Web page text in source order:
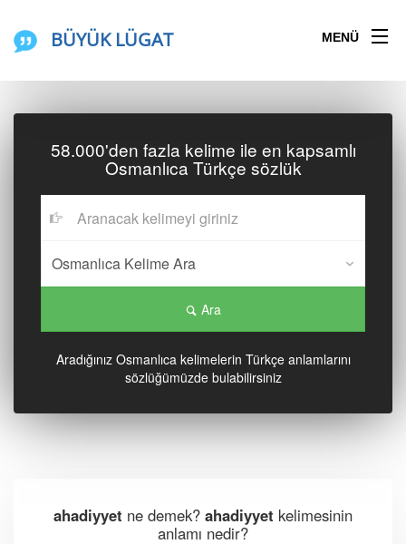
BÜYÜK LÜGAT MENÜ
58.000'den fazla kelime ile en kapsamlı
Osmanlıca Türkçe sözlük
Ara
Aradığınız Osmanlıca kelimelerin Türkçe anlamlarını
sözlüğümüzde bulabilirsiniz
ahadiyyet ne demek? ahadiyyet kelimesinin
anlamı nedir?